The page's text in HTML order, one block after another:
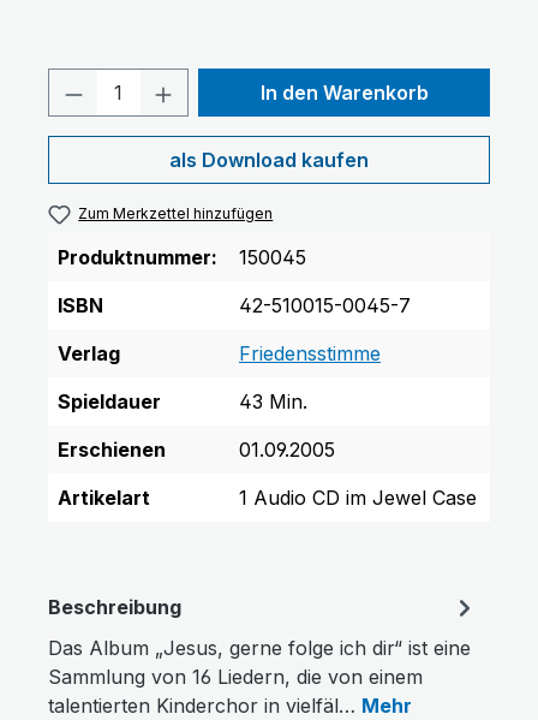
Produkt Anzahl: Gib den
In den Warenkorb
als Download kaufen
Zum Merkzettel hinzufügen
Produktnummer:
150045
ISBN
42-510015-0045-7
Verlag
Friedensstimme
Spieldauer
43 Min.
Erschienen
01.09.2005
Artikelart
1 Audio CD im Jewel Case
Beschreibung
Das Album „Jesus, gerne folge ich dir“ ist eine
Sammlung von 16 Liedern, die von einem
talentierten Kinderchor in vielfäl… Mehr